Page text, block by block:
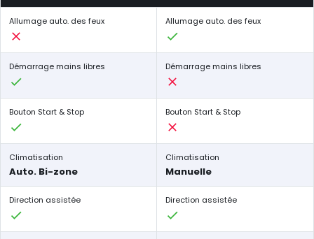
Allumage auto. des feux Allumage auto. des feux
Démarrage mains libres Démarrage mains libres
Bouton Start & Stop Bouton Start & Stop
Climatisation
Auto. Bi-zone
Climatisation
Manuelle
Direction assistée Direction assistée